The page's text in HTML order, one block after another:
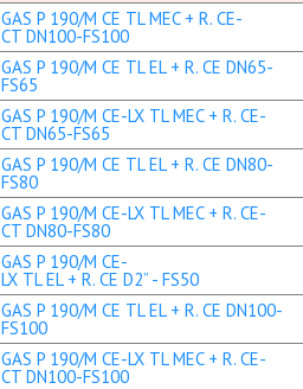
GAS P 190/M CE TL MEC + R. CE-
CT DN100-FS100
GAS P 190/M CE TL EL + R. CE DN65-
FS65
GAS P 190/M CE-LX TL MEC + R. CE-
CT DN65-FS65
GAS P 190/M CE TL EL + R. CE DN80-
FS80
GAS P 190/M CE-LX TL MEC + R. CE-
CT DN80-FS80
GAS P 190/M CE-
LX TL EL + R. CE D2” - FS50
GAS P 190/M CE TL EL + R. CE DN100-
FS100
GAS P 190/M CE-LX TL MEC + R. CE-
CT DN100-FS100